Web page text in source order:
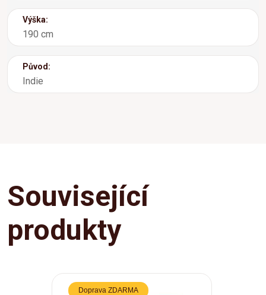
Výška:
190 cm
Původ:
Indie
Související
produkty
Doprava ZDARMA